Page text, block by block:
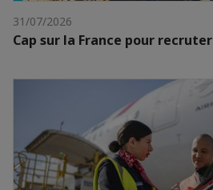
31/07/2026
Cap sur la France pour recruter